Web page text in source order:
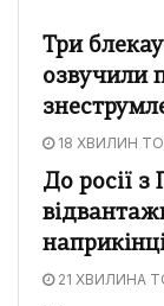
Три
озвучили
18 ХВИЛИН
До росії з
21 ХВИЛИНА